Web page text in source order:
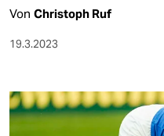
Von Christoph Ruf
19.3.2023